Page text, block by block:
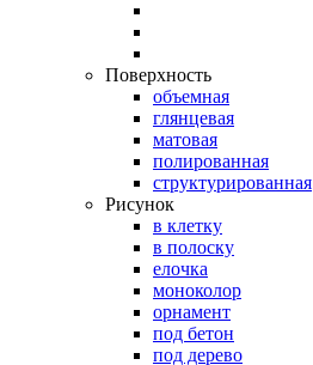
Поверхность
объемная
глянцевая
матовая
полированная
структурированная
Рисунок
в клетку
в полоску
елочка
моноколор
орнамент
под бетон
под дерево